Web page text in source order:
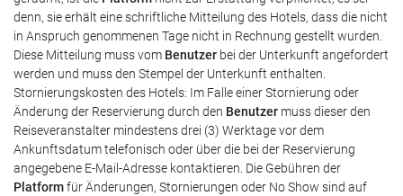
denn, sie erhält eine schriftliche Mitteilung des Hotels, dass die nicht
in Anspruch genommenen Tage nicht in Rechnung gestellt wurden.
Diese Mitteilung muss vom Benutzer bei der Unterkunft angefordert
werden und muss den Stempel der Unterkunft enthalten.
Stornierungskosten des Hotels: Im Falle einer Stornierung oder
Änderung der Reservierung durch den Benutzer muss dieser den
Reiseveranstalter mindestens drei (3) Werktage vor dem
Ankunftsdatum telefonisch oder über die bei der Reservierung
angegebene E-Mail-Adresse kontaktieren. Die Gebühren der
Platformfür Änderungen, Stornierungen oder No Show sind auf